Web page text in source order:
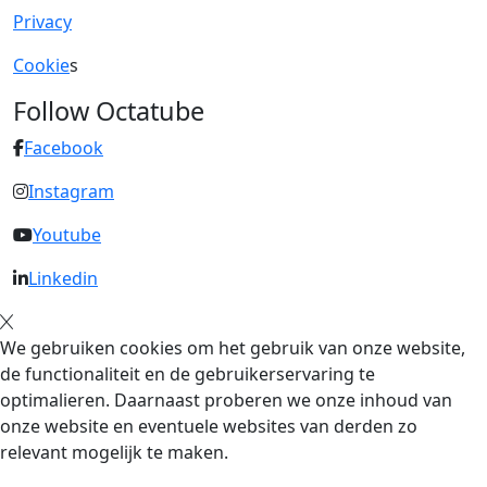
Privacy
Cookies
Follow Octatube
Facebook
Instagram
Youtube
Linkedin
We gebruiken cookies om het gebruik van onze website,
de functionaliteit en de gebruikerservaring te
optimalieren. Daarnaast proberen we onze inhoud van
onze website en eventuele websites van derden zo
relevant mogelijk te maken.